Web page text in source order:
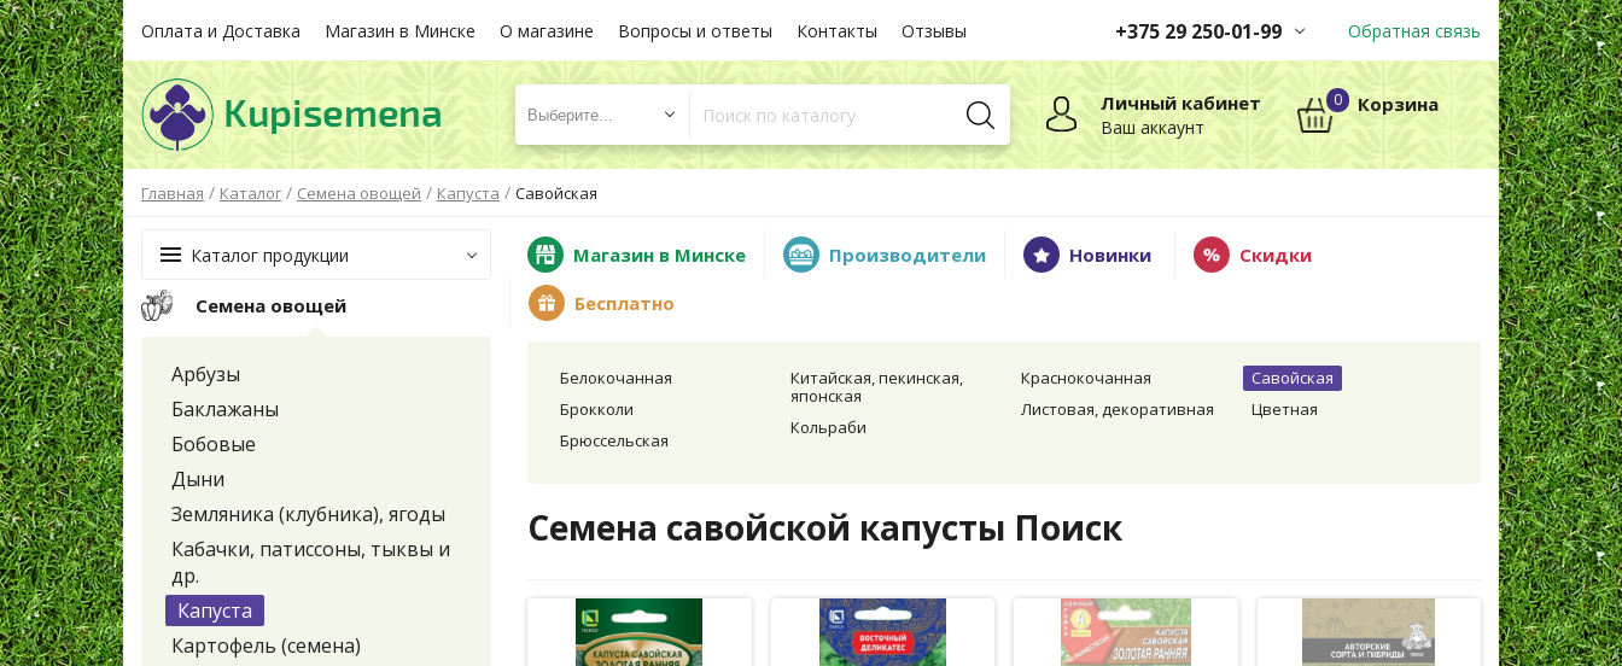
Оплата и Доставка Магазин в Минске О магазине Вопросы и ответы Контакты Отзывы +375 29 250-01-99
автоматически через корзину
круглосуточно без выходных
Обратная связь
Выберите... Личный кабинет
Ваш аккаунт
0 Корзина
Главная / Каталог / Семена овощей / Капуста / Савойская
Каталог продукции
Семена овощей
Арбузы
Баклажаны
Бобовые
Дыни
Земляника (клубника), ягоды
Кабачки, патиссоны, тыквы и
др.
Капуста
Картофель (семена)
Магазин в Минске Производители Новинки
Скидки
Бесплатно
Белокочанная
Брокколи
Брюссельская
Китайская, пекинская,
японская
Кольраби
Краснокочанная
Листовая, декоративная
Савойская
Цветная
Семена савойской капусты Поиск